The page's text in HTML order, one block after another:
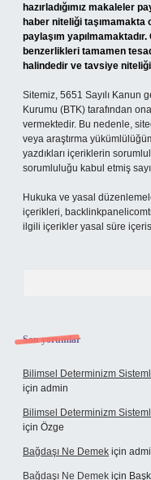
hazırladığımız makaleler
haber niteliği
paylaşım
benzerlikleri tamamen
halindedir ve tavsiye
Sitemiz, 5651 Sayılı Kanun
Kurumu (BTK) tarafından
vermektedir. Bu nedenle,
veya araştırma
yazdıkları içeriklerin
sorumluluğu kabul etmiş
Hukuka ve yasal
içerikleri,
ilgili içerikler yasal süre
Son yorumlar
Bilimsel Determinizm
için admin
Bilimsel Determinizm
için Özge
Bağdaşı Ne Demek için
Bağdaşı Ne Demek için